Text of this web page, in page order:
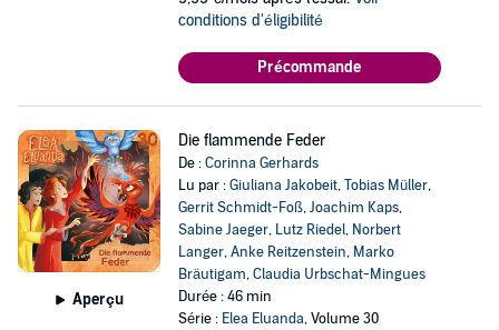
conditions d'éligibilité
Précommande
Aperçu
Die flammende Feder
De :Corinna Gerhards
Lu par :Giuliana Jakobeit,Tobias Müller,
Gerrit Schmidt-Foß,Joachim Kaps,
Sabine Jaeger, Lutz Riedel, Norbert
Langer,Anke Reitzenstein, Marko
Bräutigam,Claudia Urbschat-Mingues
Durée : 46 min
Série : Elea Eluanda, Volume 30